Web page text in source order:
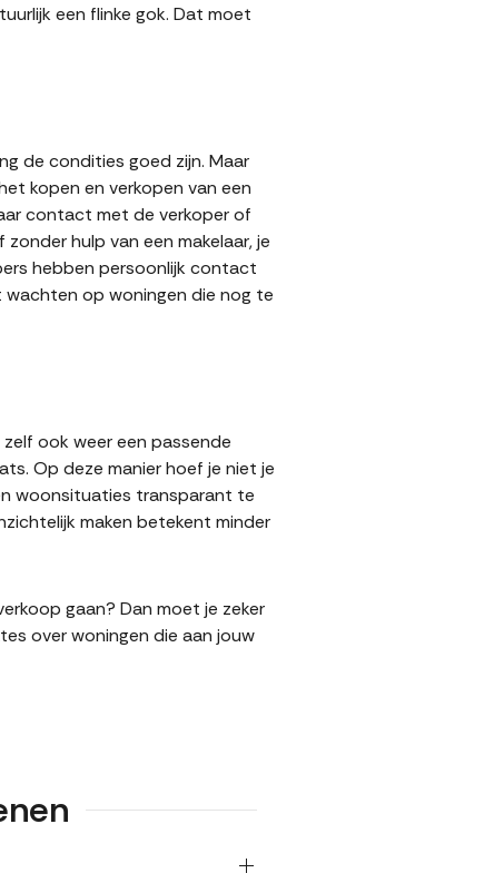
een flinke gok. Dat moet
de condities goed zijn. Maar
kopen en verkopen van een
contact met de verkoper of
hulp van een makelaar, je
hebben persoonlijk contact
wachten op woningen die nog te
ook weer een passende
Op deze manier hoef je niet je
woonsituaties transparant te
maken betekent minder
gaan? Dan moet je zeker
over woningen die aan jouw